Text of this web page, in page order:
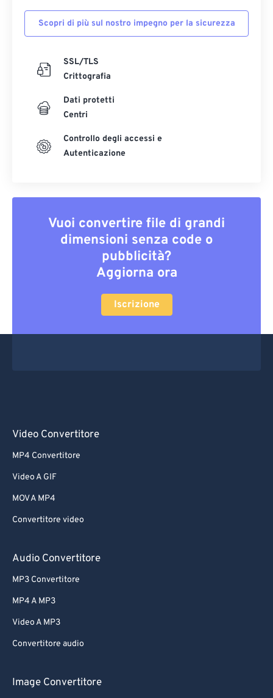
Scopri di più sul nostro impegno per la sicurezza
SSL/TLS
Crittografia
Dati protetti
Centri
Controllo degli accessi e
Autenticazione
Vuoi convertire file di grandi
dimensioni senza code o
pubblicità?
Aggiorna ora
Iscrizione
Video Convertitore
MP4 Convertitore
Video A GIF
MOV A MP4
Convertitore video
Audio Convertitore
MP3 Convertitore
MP4 A MP3
Video A MP3
Convertitore audio
Image Convertitore